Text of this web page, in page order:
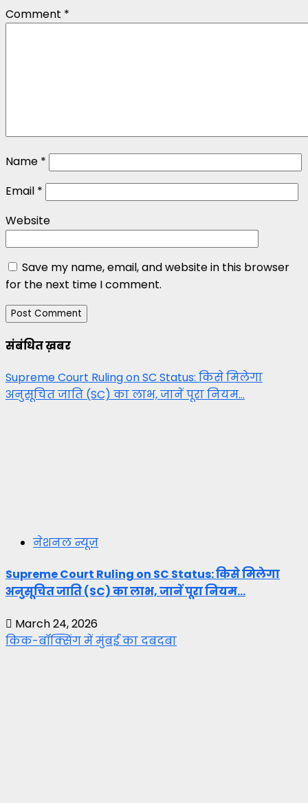
Comment *
Name *
Email *
Website
Save my name, email, and website in this browser
for the next time I comment.
संबंधित ख़बर
Supreme Court Ruling on SC Status: किसे मिलेगा
अनुसूचित जाति (SC) का लाभ, जानें पूरा नियम…
नेशनल न्यूज़
Supreme Court Ruling on SC Status: किसे मिलेगा
अनुसूचित जाति (SC) का लाभ, जानें पूरा नियम…
March 24, 2026
किक-बॉक्सिंग में मुंबई का दबदबा